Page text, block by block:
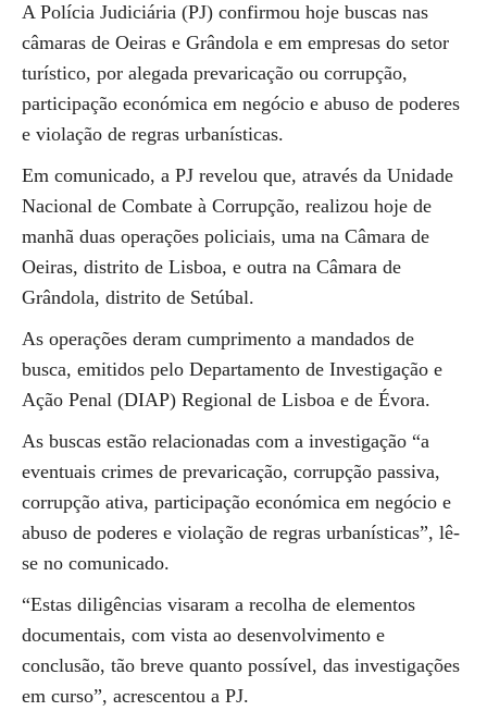
A Polícia Judiciária (PJ) confirmou hoje buscas nas
câmaras de Oeiras e Grândola e em empresas do setor
turístico, por alegada prevaricação ou corrupção,
participação económica em negócio e abuso de poderes
e violação de regras urbanísticas.
Em comunicado, a PJ revelou que, através da Unidade
Nacional de Combate à Corrupção, realizou hoje de
manhã duas operações policiais, uma na Câmara de
Oeiras, distrito de Lisboa, e outra na Câmara de
Grândola, distrito de Setúbal.
As operações deram cumprimento a mandados de
busca, emitidos pelo Departamento de Investigação e
Ação Penal (DIAP) Regional de Lisboa e de Évora.
As buscas estão relacionadas com a investigação “a
eventuais crimes de prevaricação, corrupção passiva,
corrupção ativa, participação económica em negócio e
abuso de poderes e violação de regras urbanísticas”, lê-
se no comunicado.
“Estas diligências visaram a recolha de elementos
documentais, com vista ao desenvolvimento e
conclusão, tão breve quanto possível, das investigações
em curso”, acrescentou a PJ.